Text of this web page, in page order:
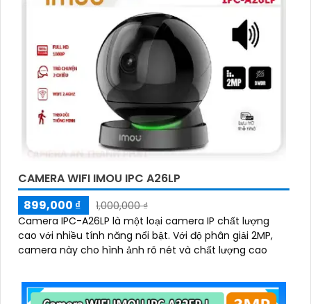
CAMERA WIFI IMOU IPC A26LP
899,000 ₫
1,000,000 ₫
Camera IPC-A26LP là một loại camera IP chất lượng
cao với nhiều tính năng nổi bật. Với độ phân giải 2MP,
camera này cho hình ảnh rõ nét và chất lượng cao